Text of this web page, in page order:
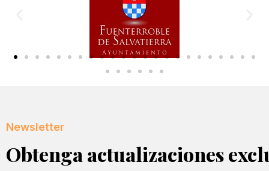
Newsletter
Obtenga actualizaciones